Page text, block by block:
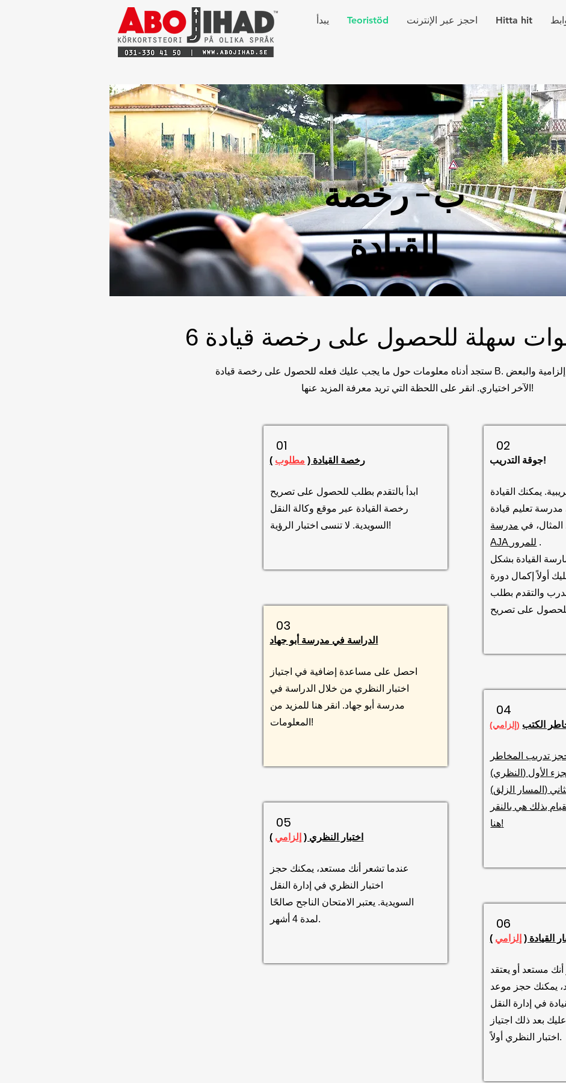
يبدأ Teoristöd احجز عبر الإنترنت Hitta hit
ب- رخصة
القيادة
ستجد أدناه معلومات حول ما يجب عليك فعله للحصول على رخصة قيادة B. بعض العناصر إلزامية والبعض
الآخر اختياري. انقر على اللحظة التي تريد معرفة المزيد عنها!
01
رخصة القيادة ( مطلوب )
ابدأ بالتقدم بطلب للحصول على تصريح
رخصة القيادة عبر موقع وكالة النقل
السويدية. لا تنسى اختبار الرؤية!
03
الدراسة في مدرسة أبو جهاد
احصل على مساعدة إضافية في اجتياز
اختبار النظري من خلال الدراسة في
مدرسة أبو جهاد. انقر هنا للمزيد من
المعلومات!
05
اختبار النظري ( إلزامي )
عندما تشعر أنك مستعد، يمكنك حجز
اختبار النظري في إدارة النقل
السويدية. يعتبر الامتحان الناجح صالحًا
لمدة 4 أشهر.
02
جوقة التدريب!
يمكنك القيادة
تعليم قيادة
في مدرسة
AJA للمرور .
القيادة بشكل
أولاً إكمال دورة
والتقدم بطلب
04
الكتب (إلزامي)
تدريب المخاطر
(المسار الزلق)
بذلك هي بالنقر
هنا!
06
القيادة ( إلزامي )
مستعد أو يعتقد
يمكنك حجز موعد
في إدارة النقل
بعد ذلك اجتياز
اختبار النظري أولاً.